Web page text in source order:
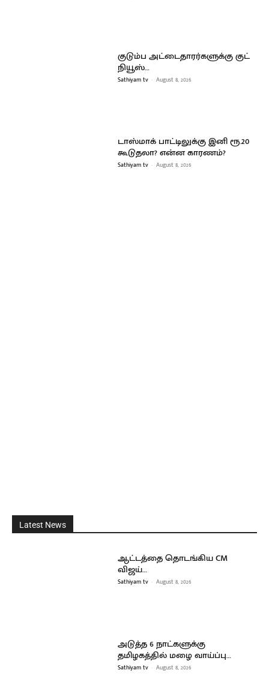
குடும்ப அட்டைதாரர்களுக்கு குட்
நியூஸ்…
Sathiyam tv - August 8, 2026
டாஸ்மாக் பாட்டிலுக்கு இனி ரூ.20
கூடுதலா? என்ன காரணம்?
Sathiyam tv - August 8, 2026
Latest News
ஆட்டத்தை தொடங்கிய CM
விஜய்…
Sathiyam tv - August 8, 2026
அடுத்த 6 நாட்களுக்கு
தமிழகத்தில் மழை வாய்ப்பு…
Sathiyam tv - August 8, 2026